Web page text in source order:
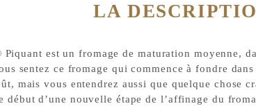
LA
est un fromage de maturation moyenne,
sentez ce fromage qui commence à fondre
mais vous entendrez aussi que quelque chose
début d’une nouvelle étape de l’affinage du